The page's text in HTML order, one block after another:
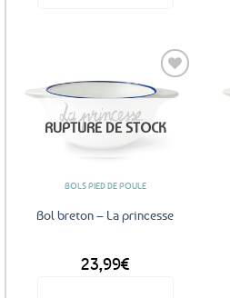
Ajouter
aux
RUPTURE DE STOCK
BOLS PIED DE POULE
Bol breton – La princesse
23,99€